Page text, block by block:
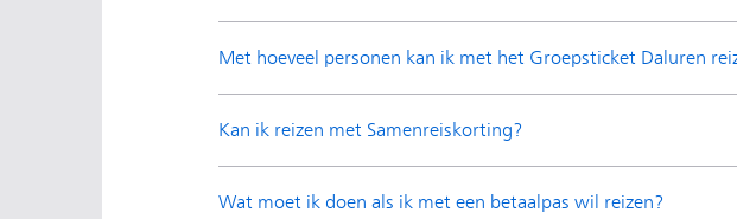
Met hoeveel personen kan ik met het Groepsticket Daluren
Kan ik reizen met Samenreiskorting?
Wat moet ik doen als ik met een betaalpas wil reizen?